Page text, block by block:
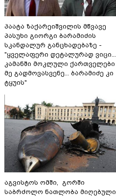
პაატა ზაქარეიშვილის მწვავე
პასუხი გიორგი ბარამიძის
სკანდალურ განცხადებაზე -
"ყველაფერი დეტალურად ვიცი...
კამანში მოკლული ქართველები
მე გადმოვასვენე... ბარამიძე კი
ტყუის"
აგვისტოს ომში, გორში
საბრძოლო ნათლობა მიღებული